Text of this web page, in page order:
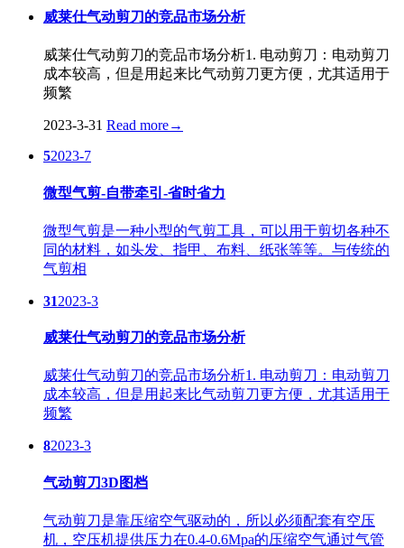
威莱仕气动剪刀的竞品市场分析
威莱仕气动剪刀的竞品市场分析1. 电动剪刀：电动剪刀
成本较高，但是用起来比气动剪刀更方便，尤其适用于
频繁
2023-3-31 Read more→
52023-7
微型气剪-自带牵引-省时省力
微型气剪是一种小型的气剪工具，可以用于剪切各种不
同的材料，如头发、指甲、布料、纸张等等。与传统的
气剪相
312023-3
威莱仕气动剪刀的竞品市场分析
威莱仕气动剪刀的竞品市场分析1. 电动剪刀：电动剪刀
成本较高，但是用起来比气动剪刀更方便，尤其适用于
频繁
82023-3
气动剪刀3D图档
气动剪刀是靠压缩空气驱动的，所以必须配套有空压
机，空压机提供压力在0.4-0.6Mpa的压缩空气通过气管